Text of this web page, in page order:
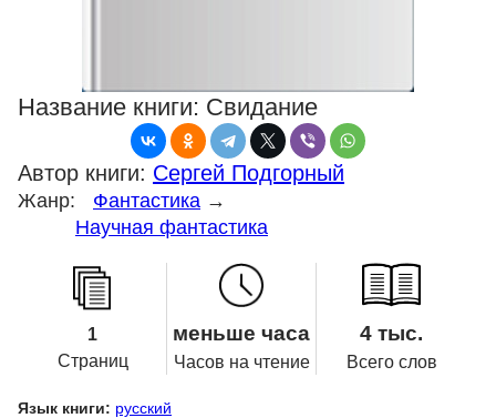
Название книги: Свидание
Автор книги: Сергей Подгорный
Жанр: Фантастика →
Научная фантастика
1
Страниц
меньше часа
Часов на чтение
4 тыс.
Всего слов
Язык книги: русский